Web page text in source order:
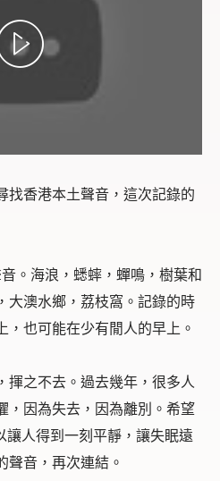
找香港本土聲音，這次記錄的
。海浪，蟋蟀，蟬鳴，樹葉和
大澳水鄉，荔枝窩。記錄的時
，也可能在少有閒人的早上。
揮之不去。過去幾年，很多人
，因為失去，因為離別。希望
讓人得到一刻平靜，讓失眠遠
聲音，再次連結。